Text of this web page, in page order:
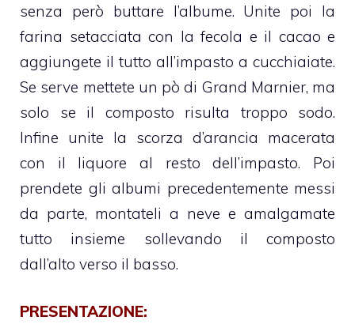
senza però buttare l’albume. Unite poi la
farina setacciata con la fecola e il cacao e
aggiungete il tutto all’impasto a cucchiaiate.
Se serve mettete un pò di Grand Marnier, ma
solo se il composto risulta troppo sodo.
Infine unite la scorza d’arancia macerata
con il liquore al resto dell’impasto. Poi
prendete gli albumi precedentemente messi
da parte, montateli a neve e amalgamate
tutto insieme sollevando il composto
dall’alto verso il basso.
PRESENTAZIONE: